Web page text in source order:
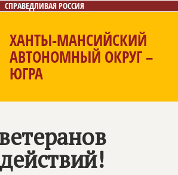
СПРАВЕДЛИВАЯ РОССИЯ
ХАНТЫ-МАНСИЙСКИЙ
АВТОНОМНЫЙ ОКРУГ –
ЮГРА